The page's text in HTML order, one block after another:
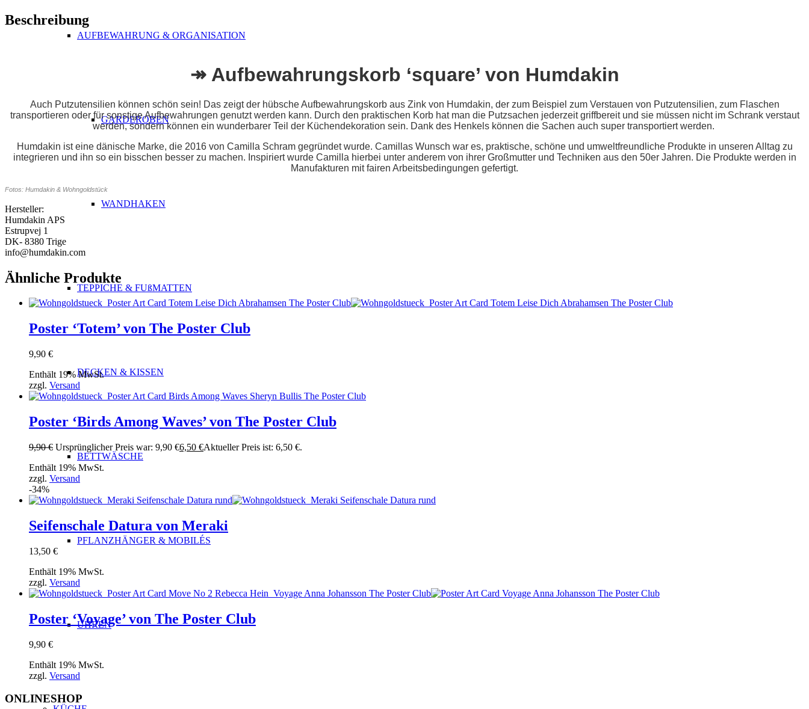
AUFBEWAHRUNG & ORGANISATION
GARDEROBEN
WANDHAKEN
TEPPICHE & FUßMATTEN
DECKEN & KISSEN
BETTWÄSCHE
PFLANZHÄNGER & MOBILÉS
UHREN
Beschreibung
↠ Aufbewahrungskorb ‘square’ von Humdakin
Auch Putzutensilien können schön sein! Das zeigt der hübsche Aufbewahrungskorb aus Zink von Humdakin, der zum Beispiel zum Verstauen von Putzutensilien, zum Flaschen
transportieren oder für sonstige Aufbewahrungen genutzt werden kann. Durch den praktischen Korb hat man die Putzsachen jederzeit griffbereit und sie müssen nicht im Schrank verstaut
werden, sondern können ein wunderbarer Teil der Küchendekoration sein. Dank des Henkels können die Sachen auch super transportiert werden.
Humdakin ist eine dänische Marke, die 2016 von Camilla Schram gegründet wurde. Camillas Wunsch war es, praktische, schöne und umweltfreundliche Produkte in unseren Alltag zu
integrieren und ihn so ein bisschen besser zu machen. Inspiriert wurde Camilla hierbei unter anderem von ihrer Großmutter und Techniken aus den 50er Jahren. Die Produkte werden in
Manufakturen mit fairen Arbeitsbedingungen gefertigt.
Fotos: Humdakin & Wohngoldstück
Hersteller:
Humdakin APS
Estrupvej 1
DK- 8380 Trige
info@humdakin.com
Ähnliche Produkte
Poster ‘Totem’ von The Poster Club
9,90 €
Enthält 19% MwSt.
zzgl. Versand
Poster ‘Birds Among Waves’ von The Poster Club
9,90€ Ursprünglicher Preis war: 9,90 €6,50 €Aktueller Preis ist: 6,50 €.
Enthält 19% MwSt.
zzgl. Versand
-34%
Seifenschale Datura von Meraki
13,50 €
Enthält 19% MwSt.
zzgl. Versand
Poster ‘Voyage’ von The Poster Club
9,90 €
Enthält 19% MwSt.
zzgl. Versand
ONLINESHOP